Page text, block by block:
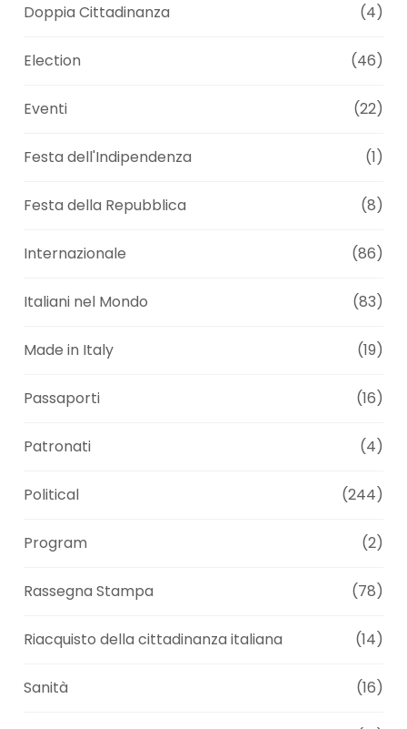
Doppia Cittadinanza (4)
Election (46)
Eventi (22)
Festa dell'Indipendenza (1)
Festa della Repubblica (8)
Internazionale (86)
Italiani nel Mondo (83)
Made in Italy (19)
Passaporti (16)
Patronati (4)
Political (244)
Program (2)
Rassegna Stampa (78)
Riacquisto della cittadinanza italiana (14)
Sanità (16)